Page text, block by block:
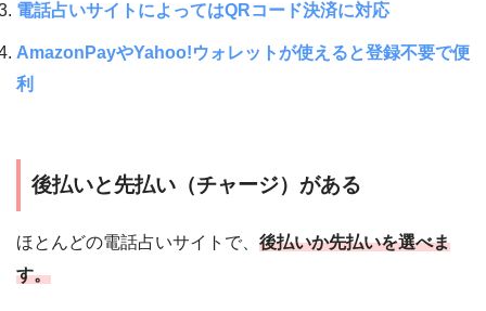
電話占いサイトによってはQRコード決済に対応
AmazonPayやYahoo!ウォレットが使えると登録不要で便
利
後払いと先払い（チャージ）がある
ほとんどの電話占いサイトで、 後払いか先払いを選べま
す。